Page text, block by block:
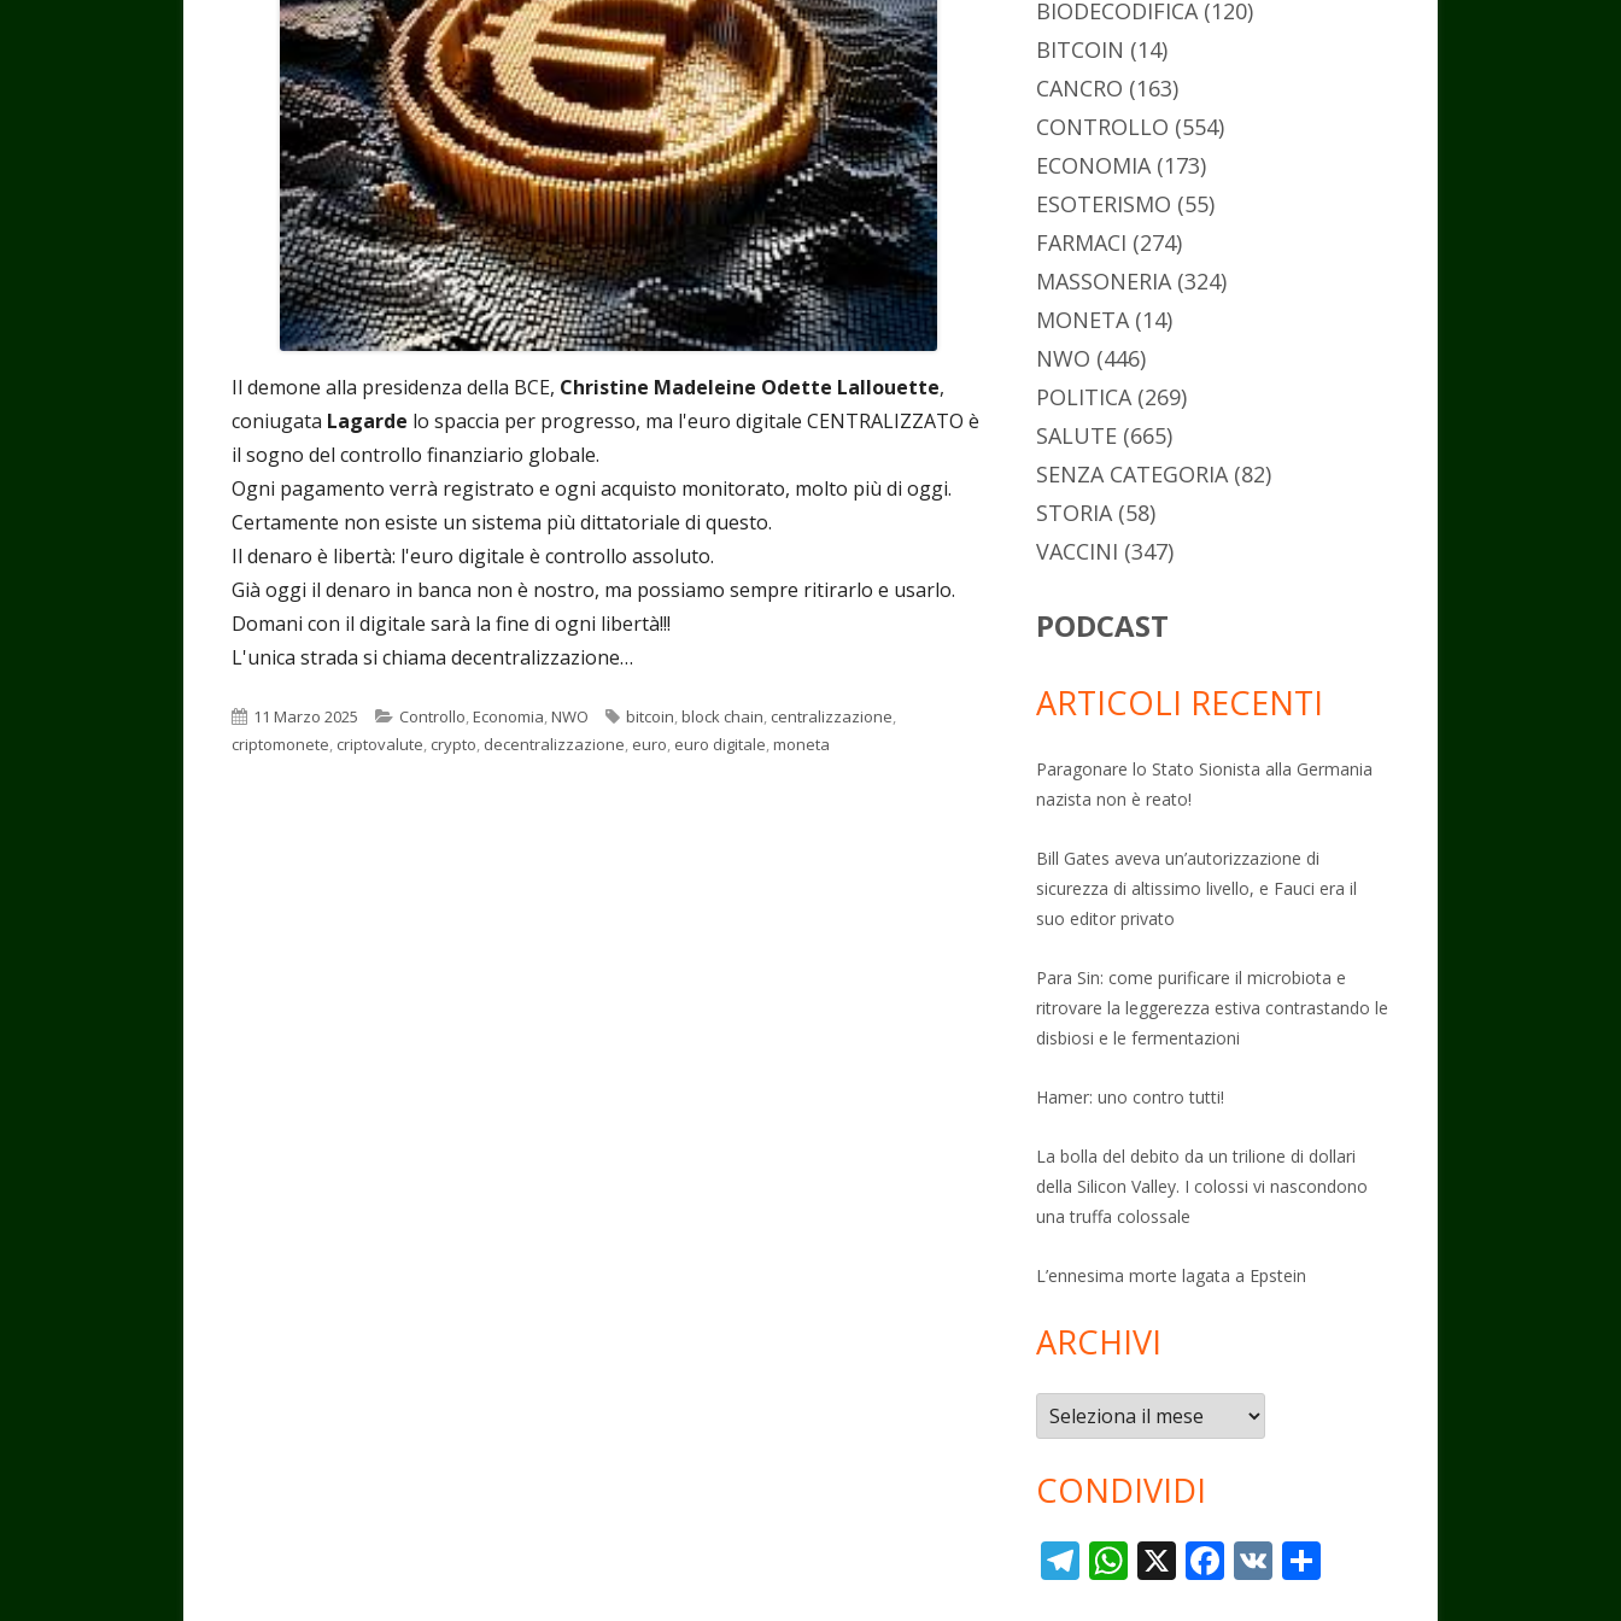
Il demone alla presidenza della BCE, Christine Madeleine Odette Lallouette,
coniugata Lagarde lo spaccia per progresso, ma l'euro digitale CENTRALIZZATO è
il sogno del controllo finanziario globale.
Ogni pagamento verrà registrato e ogni acquisto monitorato, molto più di oggi.
Certamente non esiste un sistema più dittatoriale di questo.
Il denaro è libertà: l'euro digitale è controllo assoluto.
Già oggi il denaro in banca non è nostro, ma possiamo sempre ritirarlo e usarlo.
Domani con il digitale sarà la fine di ogni libertà!!!
L'unica strada si chiama decentralizzazione…
Pubblicato
11 Marzo 2025 Categorie
Controllo,Economia,NWO Tag
bitcoin,block chain, centralizzazione,
criptomonete, criptovalute, crypto, decentralizzazione, euro, euro digitale,moneta
BIODECODIFICA(120)
BITCOIN (14)
CANCRO (163)
CONTROLLO (554)
ECONOMIA(173)
ESOTERISMO (55)
FARMACI (274)
MASSONERIA(324)
MONETA(14)
NWO (446)
POLITICA(269)
SALUTE (665)
SENZA CATEGORIA(82)
STORIA(58)
VACCINI (347)
PODCAST
ARTICOLI RECENTI
Paragonare lo Stato Sionista alla Germania
nazista non è reato!
Bill Gates aveva un’autorizzazione di
sicurezza di altissimo livello, e Fauci era il
suo editor privato
Para Sin: come purificare il microbiota e
ritrovare la leggerezza estiva contrastando le
disbiosi e le fermentazioni
Hamer: uno contro tutti!
La bolla del debito da un trilione di dollari
della Silicon Valley. I colossi vi nascondono
una truffa colossale
L’ennesima morte lagata a Epstein
ARCHIVI
Archivi
CONDIVIDI
T W X F V